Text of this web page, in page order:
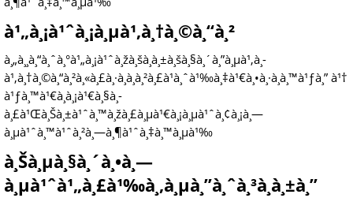
à¹„à¸¡à¹ˆà¸¡à¸µà¹‚à¸†à¸©à¸“à¸²
à¸„à¸¸à¸“à¸ˆà¸°à¹„à¸¡à¹ˆà¸žà¸šà¸à¸±à¸šà¸§à¸´à¸”à¸µà¹‚à¸­
à¹‚à¸†à¸©à¸“à¸²à¸«à¸£à¸·à¸­à¸à¸²à¸£à¹à¸ˆà¹‰à¸‡à¹€à¸•à¸·à¸­à¸™à¹ƒà¸” à¹†
à¹ƒà¸™à¹€à¸à¸¡à¹€à¸§à¸­
à¸£à¹Œà¸Šà¸±à¹ˆà¸™à¸žà¸£à¸µà¹€à¸¡à¸µà¹ˆà¸¢à¸¡à¸—
à¸µà¹ˆà¸™à¹ˆà¸²à¸—à¸¶à¹ˆà¸‡à¸™à¸µà¹‰
à¸Šà¸µà¸§à¸´à¸•à¸—
à¸µà¹ˆà¹„à¸£à¹‰à¸‚à¸µà¸”à¸ˆà¸³à¸à¸±à¸”